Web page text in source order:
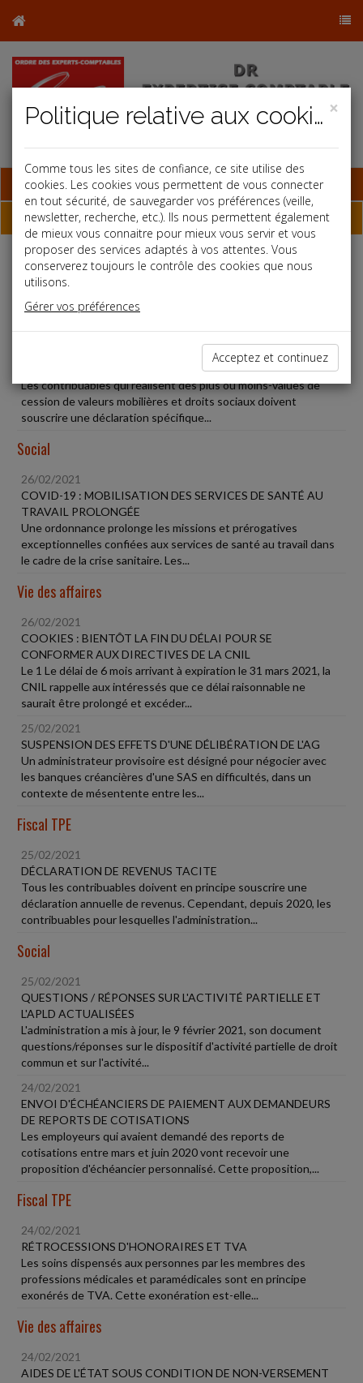
Base documentaire
Dépêches
Liste des dernières dépêches
DÉCLARATION DES PLUS-VALUES MOBILIÈRES
Les contribuables qui réalisent des plus ou moins-values de
cession de valeurs mobilières et droits sociaux doivent
souscrire une déclaration spécifique...
Social
26/02/2021
COVID-19 : MOBILISATION DES SERVICES DE SANTÉ AU
TRAVAIL PROLONGÉE
Une ordonnance prolonge les missions et prérogatives
exceptionnelles confiées aux services de santé au travail dans
le cadre de la crise sanitaire. Les...
Vie des affaires
26/02/2021
COOKIES : BIENTÔT LA FIN DU DÉLAI POUR SE
CONFORMER AUX DIRECTIVES DE LA CNIL
Le 1 Le délai de 6 mois arrivant à expiration le 31 mars 2021, la
CNIL rappelle aux intéressés que ce délai raisonnable ne
saurait être prolongé et excéder...
25/02/2021
SUSPENSION DES EFFETS D'UNE DÉLIBÉRATION DE L'AG
Un administrateur provisoire est désigné pour négocier avec
les banques créancières d'une SAS en difficultés, dans un
contexte de mésentente entre les...
Fiscal TPE
25/02/2021
DÉCLARATION DE REVENUS TACITE
Tous les contribuables doivent en principe souscrire une
déclaration annuelle de revenus. Cependant, depuis 2020, les
contribuables pour lesquelles l'administration...
Social
25/02/2021
QUESTIONS / RÉPONSES SUR L'ACTIVITÉ PARTIELLE ET
L'APLD ACTUALISÉES
L'administration a mis à jour, le 9 février 2021, son document
questions/réponses sur le dispositif d'activité partielle de droit
commun et sur l'activité...
24/02/2021
ENVOI D'ÉCHÉANCIERS DE PAIEMENT AUX DEMANDEURS
DE REPORTS DE COTISATIONS
Les employeurs qui avaient demandé des reports de
cotisations entre mars et juin 2020 vont recevoir une
proposition d'échéancier personnalisé. Cette proposition,...
Fiscal TPE
24/02/2021
RÉTROCESSIONS D'HONORAIRES ET TVA
Les soins dispensés aux personnes par les membres des
professions médicales et paramédicales sont en principe
exonérés de TVA. Cette exonération est-elle...
Vie des affaires
24/02/2021
AIDES DE L'ÉTAT SOUS CONDITION DE NON-VERSEMENT
×
Politique relative aux cookies
Comme tous les sites de confiance, ce site utilise des
cookies. Les cookies vous permettent de vous connecter
en tout sécurité, de sauvegarder vos préférences (veille,
newsletter, recherche, etc.). Ils nous permettent également
de mieux vous connaitre pour mieux vous servir et vous
proposer des services adaptés à vos attentes. Vous
conserverez toujours le contrôle des cookies que nous
utilisons.
Gérer vos préférences
Acceptez et continuez